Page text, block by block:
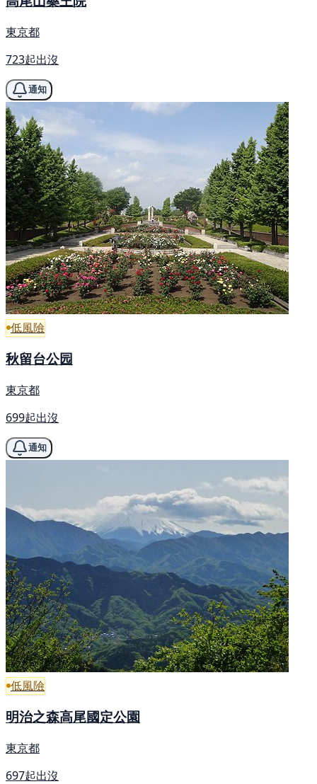
東京都
723起出沒
通知
低風險
秋留台公园
東京都
699起出沒
通知
低風險
明治之森高尾國定公園
東京都
697起出沒